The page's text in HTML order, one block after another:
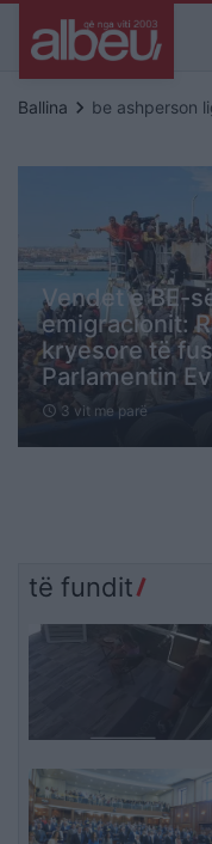
Ballina keyboard_arrow_right be ashperson
Vendet e BE-
emigracionit:
kryesore të
Parlamentin
schedule 3 vit me parë
të fundit